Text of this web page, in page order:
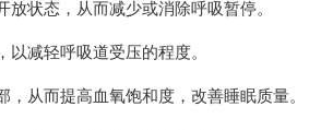
状态，从而减少或消除呼吸暂停。
减轻呼吸道受压的程度。
从而提高血氧饱和度，改善睡眠质量。